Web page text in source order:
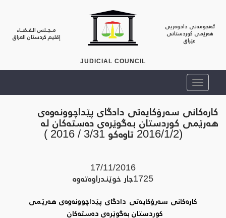
ئەنجومەنی دادوەریی
هەرێمی کوردستانی
عێراق
JUDICIAL COUNCIL
مــجــلس الـقـضــاء
إقليم كردستان العراق
كاره‌كانى سه‌رۆكایه‌تى دادگاى پێداچوونه‌وه‌ى
هه‌رێمى كوردستان به‌گوێره‌ى ده‌سته‌كان له‌
(2016/1/2 تاوه‌كو 3/31 / 2016 )
17/11/2016
1725جار خوێندراوه‌ته‌وه‌
كاره‌كانى سه‌رۆكایه‌تى دادگاى پێداچوونه‌وه‌ى هه‌رێمى
كوردستان به‌گوێره‌ى ده‌سته‌كان